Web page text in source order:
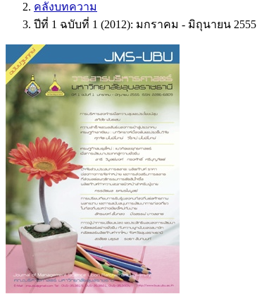
คลังบทความ
ปีที่ 1 ฉบับที่ 1 (2012): มกราคม - มิถุนายน 2555